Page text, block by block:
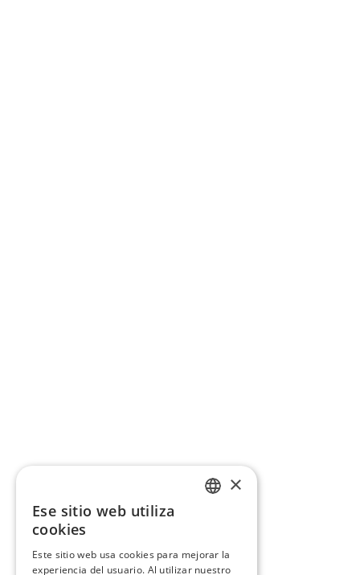
×
Ese sitio web utiliza
cookies
Este sitio web usa cookies para mejorar la
experiencia del usuario. Al utilizar nuestro